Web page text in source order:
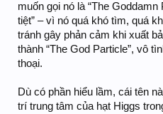
muốn gọi nó là “The Goddamn
tiệt” – vì nó quá khó tìm, quá
tránh gây phản cảm khi xuất
thành “The God Particle”, vô
thoại.
Dù có phần hiểu lầm, cái tên
trí trung tâm của hạt Higgs